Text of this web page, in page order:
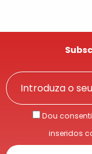
Dou
inseridos